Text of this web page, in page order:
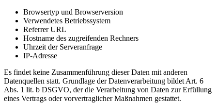
Browsertyp und Browserversion
Verwendetes Betriebssystem
Referrer URL
Hostname des zugreifenden Rechners
Uhrzeit der Serveranfrage
IP-Adresse
Es findet keine Zusammenführung dieser Daten mit anderen
Datenquellen statt. Grundlage der Datenverarbeitung bildet Art. 6
Abs. 1 lit. b DSGVO, der die Verarbeitung von Daten zur Erfüllung
eines Vertrags oder vorvertraglicher Maßnahmen gestattet.